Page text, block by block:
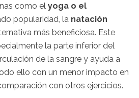
como el yoga o el
popularidad, la natación
más beneficiosa. Este
la parte inferior del
de la sangre y ayuda a
ello con un menor impacto en
con otros ejercicios.